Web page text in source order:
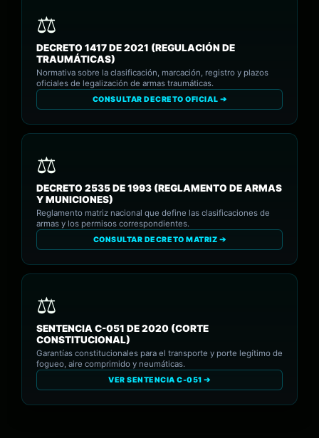
DECRETO 1417 DE 2021 (REGULACIÓN DE
TRAUMÁTICAS)
Normativa sobre la clasificación, marcación, registro y plazos
oficiales de legalización de armas traumáticas.
CONSULTAR DECRETO OFICIAL ➔
DECRETO 2535 DE 1993 (REGLAMENTO DE ARMAS
Y MUNICIONES)
Reglamento matriz nacional que define las clasificaciones de
armas y los permisos correspondientes.
CONSULTAR DECRETO MATRIZ ➔
SENTENCIA C-051 DE 2020 (CORTE
CONSTITUCIONAL)
Garantías constitucionales para el transporte y porte legítimo de
fogueo, aire comprimido y neumáticas.
VER SENTENCIA C-051 ➔